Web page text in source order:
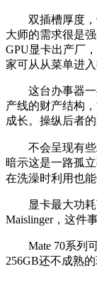
双插槽厚度，也
大师的需求很是
GPU显卡出产厂
家可从从菜单进
这台办事器一共
产线的财产结构
成长。操纵后者
不会呈现有些
暗示这是一路孤
在洗澡时利用也
显卡最大功耗可
Maislinger，这件
Mate 70系列可
256GB还不成熟